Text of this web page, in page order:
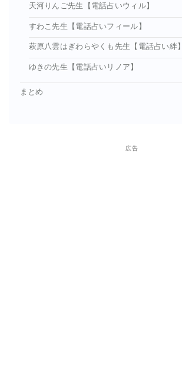
天河りんご先生【電話占いウィル】
すわこ先生【電話占いフィール】
萩原八雲はぎわらやくも先生【電話占い絆】
ゆきの先生【電話占いリノア】
まとめ
広告